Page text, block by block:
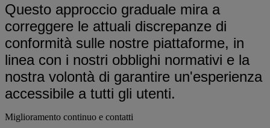
Questo approccio graduale mira a
correggere le attuali discrepanze di
conformità sulle nostre piattaforme, in
linea con i nostri obblighi normativi e la
nostra volontà di garantire un'esperienza
accessibile a tutti gli utenti.
Miglioramento continuo e contatti